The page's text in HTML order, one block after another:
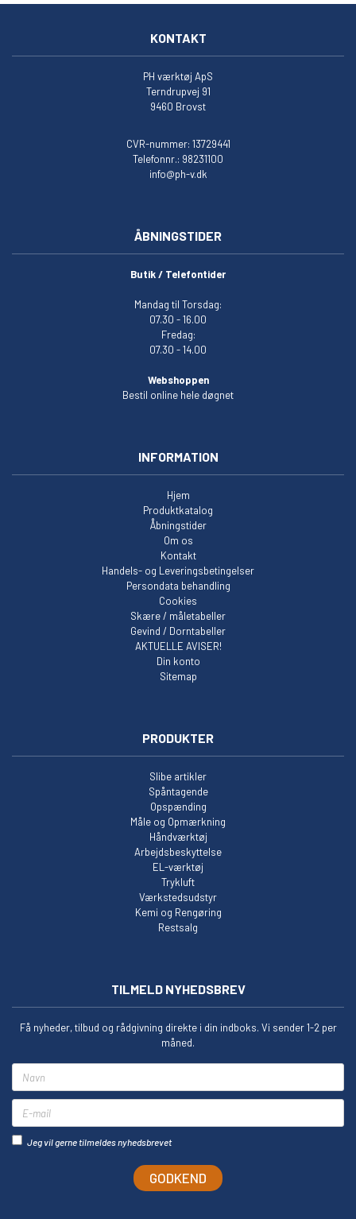
KONTAKT
PH værktøj ApS
Terndrupvej 91
9460 Brovst
CVR-nummer: 13729441
Telefonnr.: 98231100
info@ph-v.dk
ÅBNINGSTIDER
Butik / Telefontider
Mandag til Torsdag:
07.30 - 16.00
Fredag:
07.30 - 14.00
Webshoppen
Bestil online hele døgnet
INFORMATION
Hjem
Produktkatalog
Åbningstider
Om os
Kontakt
Handels- og Leveringsbetingelser
Persondata behandling
Cookies
Skære / måletabeller
Gevind / Dorntabeller
AKTUELLE AVISER!
Din konto
Sitemap
PRODUKTER
Slibe artikler
Spåntagende
Opspænding
Måle og Opmærkning
Håndværktøj
Arbejdsbeskyttelse
EL-værktøj
Trykluft
Værkstedsudstyr
Kemi og Rengøring
Restsalg
TILMELD NYHEDSBREV
Få nyheder, tilbud og rådgivning direkte i din indboks. Vi sender 1-2 per
måned.
Jeg vil gerne tilmeldes nyhedsbrevet
GODKEND